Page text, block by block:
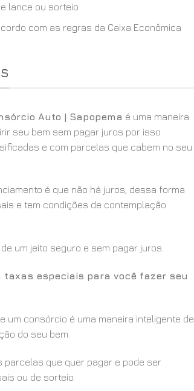
lance ou sorteio.
com as regras da Caixa Econômica
Auto | Sapopema é uma maneira
seu bem sem pagar juros por isso.
e com parcelas que cabem no seu
é que não há juros, dessa forma
e tem condições de contemplação
um jeito seguro e sem pagar juros.
taxas especiais para você fazer seu
um consórcio é uma maneira inteligente de
do seu bem.
parcelas que quer pagar e pode ser
ou de sorteio.